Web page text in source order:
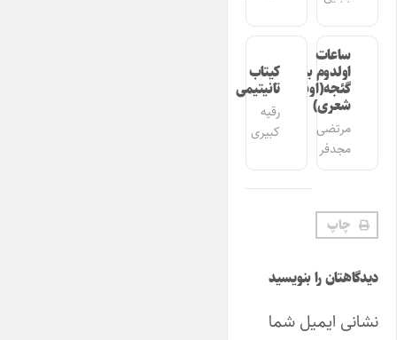
ساعات
اولدوم بیر
گئجه(اوشاق
شعری)
مرتضی
مجدفر
کیتاب
تانیتیمی
رقیه
کبیری
چاپ
دیدگاهتان را بنویسید
نشانی ایمیل شما